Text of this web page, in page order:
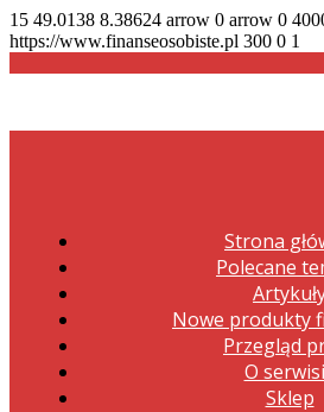
15 49.0138 8.38624 arrow 0 arrow 0
https://www.finanseosobiste.pl 300 0 1
Strona
Polecane
Nowe produkty
Przegląd
O
Sklep